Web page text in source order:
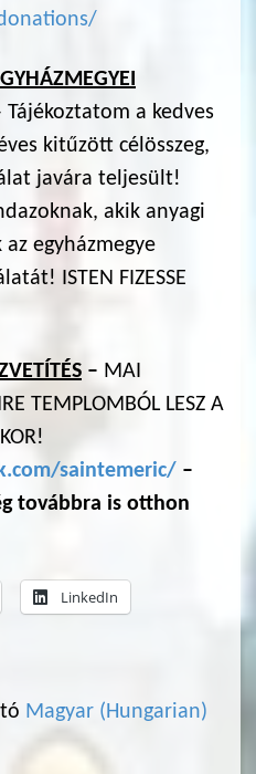
Tájékoztatom a kedves
kitűzött célösszeg,
javára teljesült!
akik anyagi
egyházmegye
ISTEN FIZESSE
– MAI
TEMPLOMBÓL LESZ A
saintemeric/ –
továbbra is otthon
LinkedIn
Magyar (Hungarian)